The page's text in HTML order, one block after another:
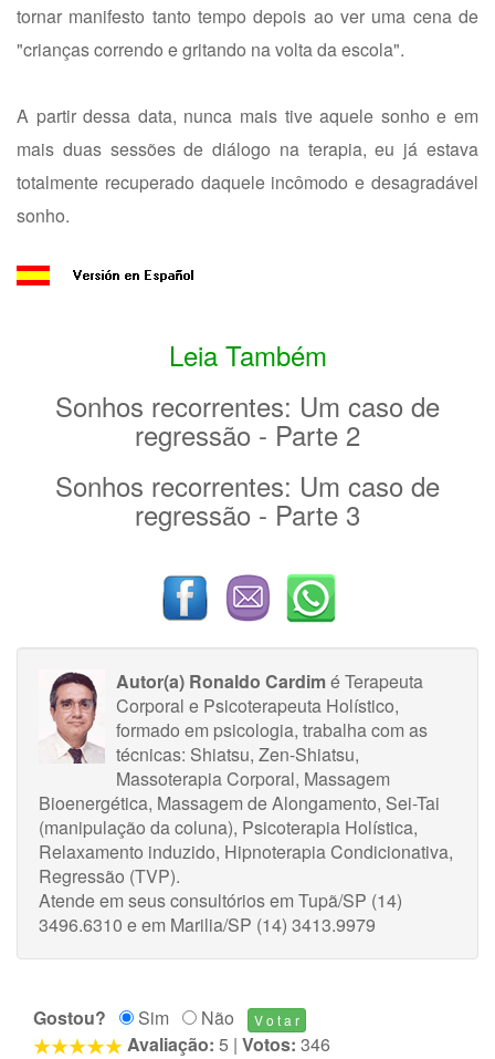
tornar manifesto tanto tempo depois ao ver uma cena de
"crianças correndo e gritando na volta da escola".
A partir dessa data, nunca mais tive aquele sonho e em
mais duas sessões de diálogo na terapia, eu já estava
totalmente recuperado daquele incômodo e desagradável
sonho.
Leia Também
Sonhos recorrentes: Um caso de
regressão - Parte 2
Sonhos recorrentes: Um caso de
regressão - Parte 3
Autor(a) Ronaldo Cardimé Terapeuta
Corporal e Psicoterapeuta Holístico,
formado em psicologia, trabalha com as
técnicas: Shiatsu, Zen-Shiatsu,
Massoterapia Corporal, Massagem
Bioenergética, Massagem de Alongamento, Sei-Tai
(manipulação da coluna), Psicoterapia Holística,
Relaxamento induzido, Hipnoterapia Condicionativa,
Regressão (TVP).
Atende em seus consultórios em Tupã/SP (14)
3496.6310 e em Marilia/SP (14) 3413.9979
Gostou? Sim
Não
Avaliação: 5 | Votos: 346